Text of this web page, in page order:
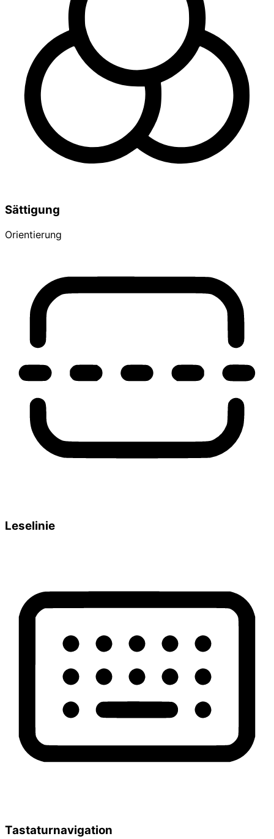
Sättigung
Orientierung
Leselinie
Tastaturnavigation